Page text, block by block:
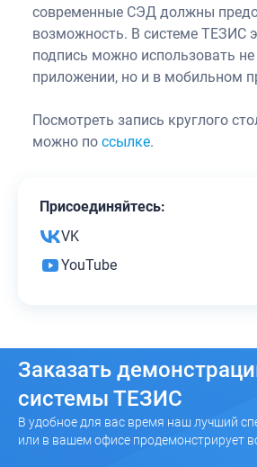
современные СЭД должны
возможность. В системе ТЕЗИС
подпись можно использовать не
приложении, но и в мобильном
Посмотреть запись круглого
можно по ссылке.
Присоединяйтесь:
VK
YouTube
Заказать
системы ТЕЗИС
В удобное для вас время наш лучший
или в вашем офисе продемонстрирует